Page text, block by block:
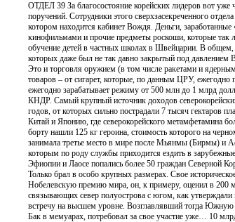
ОТДЕЛ 39 За благосостояние корейских лидеров вот
поручений. Сотрудники этого сверхзасекреченного
котором находится кабинет Вождя. Деньги,
кинофильмами и прочие предметы роскоши, которые
обучение детей в частных школах в Швейцарии. В общем,
которых даже был не так давно закрытый под давлением
Это и торговля оружием (в том числе ракетами и
товаров – от сигарет, которые, по данным ЦРУ,
ежегодно зарабатывает режиму от 500 млн до 1 млрд
КНДР. Самый крупный источник доходов
годов, от которых сильно пострадали 7 тысяч гектаров
Китай и Японию, где северокорейского метамфетамина
борту нашли 125 кг героина, стоимость которого на
занимала третье место в мире после Мьянмы (Бирмы) и
которым по роду службы приходится ездить в
Эфиопии и Лаосе попались более 50 граждан Северной
Только брал в особо крупных размерах. Свое
Нобелевскую премию мира, он, к примеру, оценил в 200
связывающих север полуострова с югом, как
встречу на высшем уровне. Возглавлявший тогда Южную
Бак в мемуарах, потребовал за свое участие уже… 10